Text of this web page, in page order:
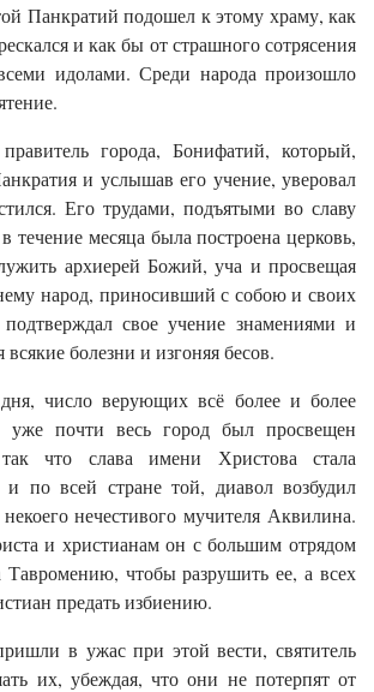
Панкратий подошел к этому храму, как
и как бы от страшного сотрясения
идолами. Среди народа произошло
города, Бонифатий, который,
и услышав его учение, уверовал
Его трудами, подъятыми во славу
течение месяца была построена церковь,
архиерей Божий, уча и просвещая
народ, приносивший с собою и своих
свое учение знамениями и
всякие болезни и изгоняя бесов.
число верующих всё более и более
уже почти весь город был просвещен
что слава имени Христова стала
и по всей стране той, диавол возбудил
нечестивого мучителя Аквилина.
и христианам он с большим отрядом
чтобы разрушить ее, а всех
предать избиению.
в ужас при этой вести, святитель
их, убеждая, что они не потерпят от